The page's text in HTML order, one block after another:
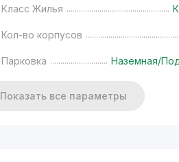
Класс Жилья
Кол-во корпусов
Парковка Наземная/
Показать все параметры